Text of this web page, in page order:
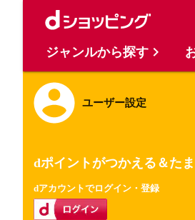
ユーザー設定
dポイントがつかえる＆た
dアカウントでログイン・登録
ジャンルから探す